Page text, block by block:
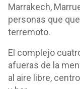
Marrakech,
personas que
terremoto.
El complejo
afueras de la
al aire libre,